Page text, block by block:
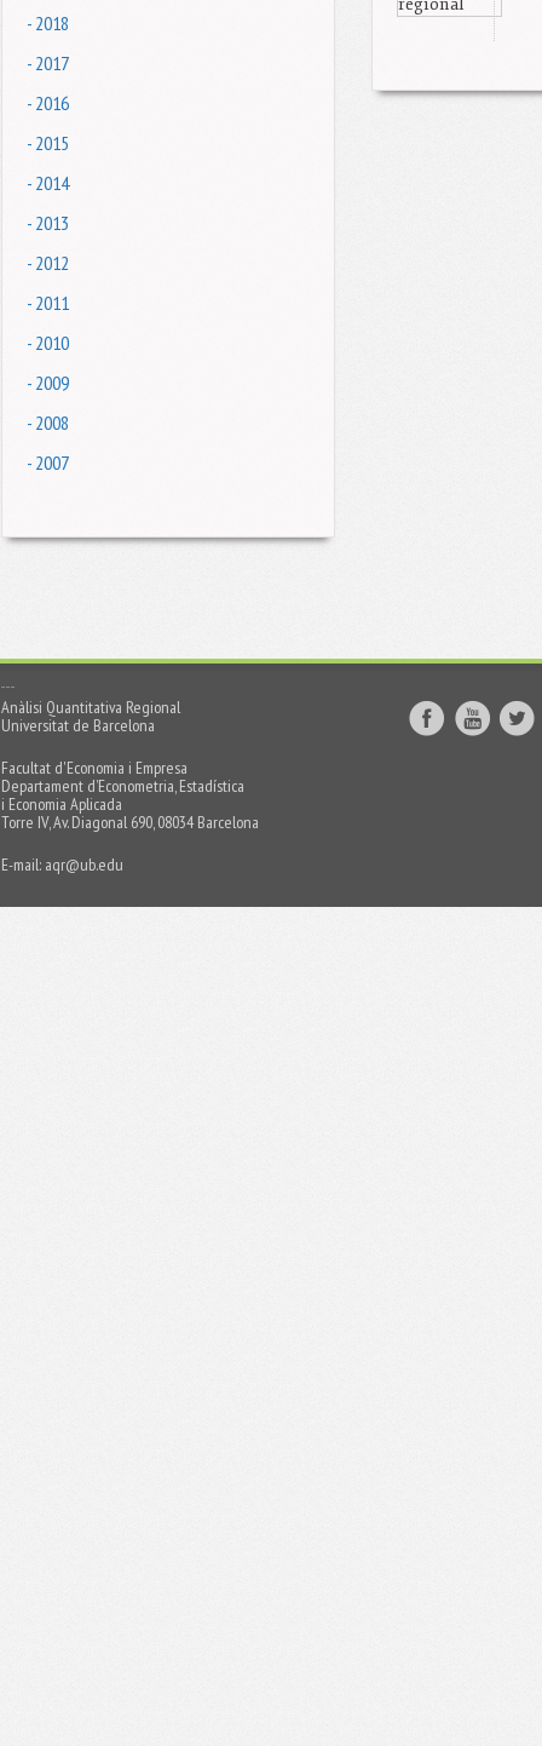
- 2018
- 2017
- 2016
- 2015
- 2014
- 2013
- 2012
- 2011
- 2010
- 2009
- 2008
- 2007
Anàlisi Quantitativa Regional
Universitat de Barcelona
Facultat d'Economia i Empresa
Departament d’Econometria, Estadística
i Economia Aplicada
Torre IV, Av. Diagonal 690, 08034 Barcelona
E-mail: aqr@ub.edu